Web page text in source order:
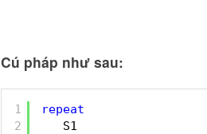
Cú pháp như sau:
1
2
repeat
S1